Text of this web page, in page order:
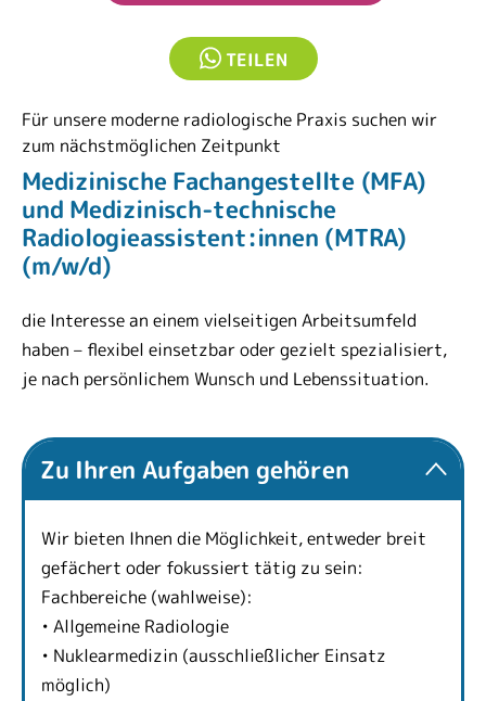
TEILEN
Für unsere moderne radiologische Praxis suchen wir
zum nächstmöglichen Zeitpunkt
Medizinische Fachangestellte (MFA)
und Medizinisch-technische
Radiologieassistent:innen (MTRA)
(m/w/d)
die Interesse an einem vielseitigen Arbeitsumfeld
haben – flexibel einsetzbar oder gezielt spezialisiert,
je nach persönlichem Wunsch und Lebenssituation.
Zu Ihren Aufgaben gehören
Wir bieten Ihnen die Möglichkeit, entweder breit
gefächert oder fokussiert tätig zu sein:
Fachbereiche (wahlweise):
• Allgemeine Radiologie
• Nuklearmedizin (ausschließlicher Einsatz
möglich)